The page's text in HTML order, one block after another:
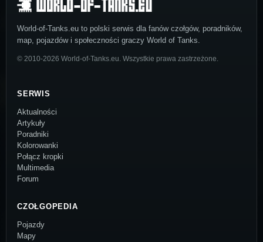
World-of-Tanks.eu to polski serwis dla fanów czołgów, poradników,
map, pojazdów i społeczności graczy World of Tanks.
© 2010-2026 World-of-Tanks.eu. Wszystkie prawa zastrzeżone.
SERWIS
Aktualności
Artykuły
Poradniki
Kolorowanki
Połącz kropki
Multimedia
Forum
CZOŁGOPEDIA
Pojazdy
Mapy